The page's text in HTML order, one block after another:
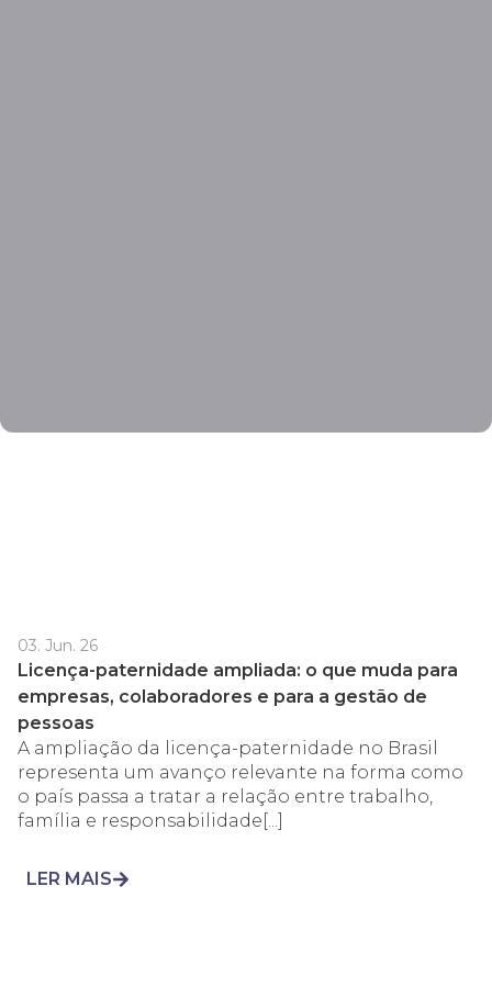
03. Jun. 26
Licença-paternidade ampliada: o que muda para
empresas, colaboradores e para a gestão de
pessoas
A ampliação da licença-paternidade no Brasil
representa um avanço relevante na forma como
o país passa a tratar a relação entre trabalho,
família e responsabilidade[...]
LER MAIS